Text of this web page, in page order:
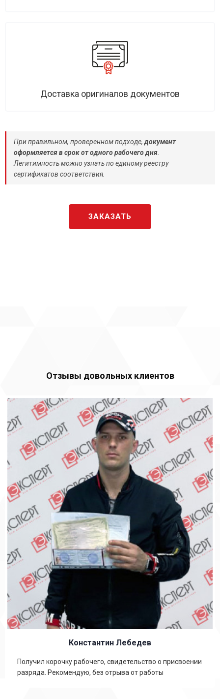
Доставка оригиналов документов
При правильном, проверенном подходе,документ
оформляется в срок от одного рабочего дня
Легитимность можно узнать по единому реестру
сертификатов соответствия.
ЗАКАЗАТЬ
Отзывы довольных клиентов
Константин Лебедев
Получил корочку рабочего, свидетельство о присвоении
разряда. Рекомендую, без отрыва от работы